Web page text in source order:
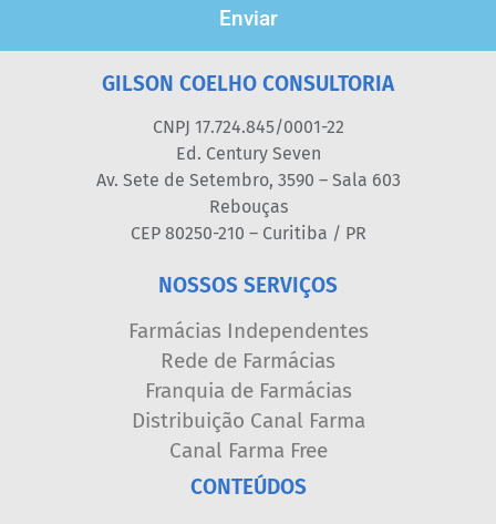
Enviar
GILSON COELHO CONSULTORIA
CNPJ 17.724.845/0001-22
Ed. Century Seven
Av. Sete de Setembro, 3590 – Sala 603
Rebouças
CEP 80250-210 – Curitiba / PR
NOSSOS SERVIÇOS
Farmácias Independentes
Rede de Farmácias
Franquia de Farmácias
Distribuição Canal Farma
Canal Farma Free
CONTEÚDOS